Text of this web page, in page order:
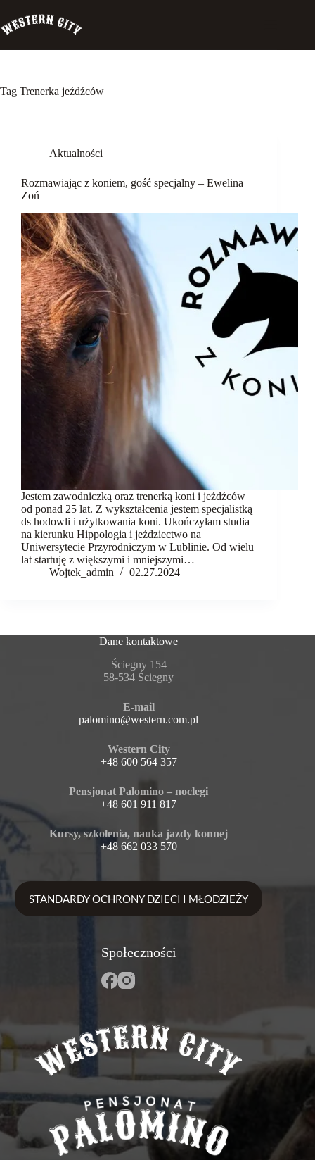
treści
Biuro
Pensjonat
Szkolenia
Garść
wspomnień
Rozmawiając
z koniem
Koń a
komunikacja
Fundacja
Kontakt
Tag Trenerka jeźdźców
Aktualności
Rozmawiając z koniem, gość specjalny – Ewelina
Zoń
Jestem zawodniczką oraz trenerką koni i jeźdźców
od ponad 25 lat. Z wykształcenia jestem specjalistką
ds hodowli i użytkowania koni. Ukończyłam studia
na kierunku Hippologia i jeździectwo na
Uniwersytecie Przyrodniczym w Lublinie. Od wielu
lat startuję z większymi i mniejszymi…
Wojtek_admin
02.27.2024
Dane kontaktowe
Ściegny 154
58-534 Ściegny
E-mail
palomino@western.com.pl
Western City
+48 600 564 357
Pensjonat Palomino – noclegi
+48 601 911 817
Kursy, szkolenia, nauka jazdy konnej
+48 662 033 570
STANDARDY OCHRONY DZIECI I MŁODZIEŻY
Społeczności